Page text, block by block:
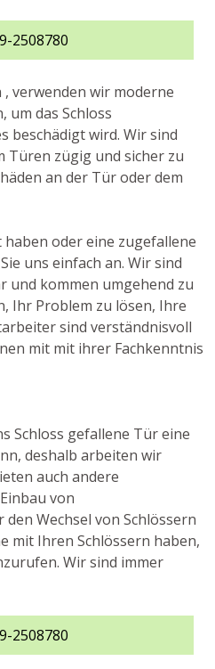
2508780
verwenden wir moderne
um das Schloss
beschädigt wird. Wir sind
Türen zügig und sicher zu
an der Tür oder dem
oder eine zugefallene
uns einfach an. Wir sind
und kommen umgehend zu
Ihr Problem zu lösen, Ihre
sind verständnisvoll
mit mit ihrer Fachkenntnis
Schloss gefallene Tür eine
deshalb arbeiten wir
auch andere
von
Wechsel von Schlössern
mit Ihren Schlössern haben,
Wir sind immer
2508780